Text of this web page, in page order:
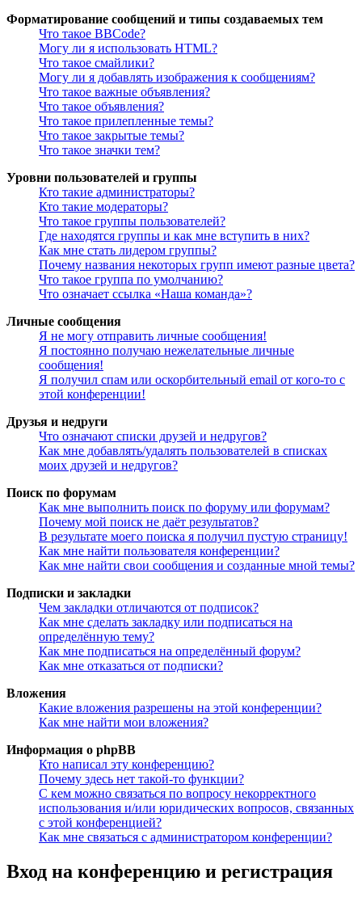
Форматирование сообщений и типы создаваемых тем
Что такое BBCode?
Могу ли я использовать HTML?
Что такое смайлики?
Могу ли я добавлять изображения к сообщениям?
Что такое важные объявления?
Что такое объявления?
Что такое прилепленные темы?
Что такое закрытые темы?
Что такое значки тем?
Уровни пользователей и группы
Кто такие администраторы?
Кто такие модераторы?
Что такое группы пользователей?
Где находятся группы и как мне вступить в них?
Как мне стать лидером группы?
Почему названия некоторых групп имеют разные цвета?
Что такое группа по умолчанию?
Что означает ссылка «Наша команда»?
Личные сообщения
Я не могу отправить личные сообщения!
Я постоянно получаю нежелательные личные
сообщения!
Я получил спам или оскорбительный email от кого-то с
этой конференции!
Друзья и недруги
Что означают списки друзей и недругов?
Как мне добавлять/удалять пользователей в списках
моих друзей и недругов?
Поиск по форумам
Как мне выполнить поиск по форуму или форумам?
Почему мой поиск не даёт результатов?
В результате моего поиска я получил пустую страницу!
Как мне найти пользователя конференции?
Как мне найти свои сообщения и созданные мной темы?
Подписки и закладки
Чем закладки отличаются от подписок?
Как мне сделать закладку или подписаться на
определённую тему?
Как мне подписаться на определённый форум?
Как мне отказаться от подписки?
Вложения
Какие вложения разрешены на этой конференции?
Как мне найти мои вложения?
Информация о phpBB
Кто написал эту конференцию?
Почему здесь нет такой-то функции?
С кем можно связаться по вопросу некорректного
использования и/или юридических вопросов, связанных
с этой конференцией?
Как мне связаться с администратором конференции?
Вход на конференцию и регистрация